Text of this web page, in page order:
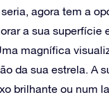
agora tem a
a sua superfície
magnífica
da sua estrela. A
brilhante ou num